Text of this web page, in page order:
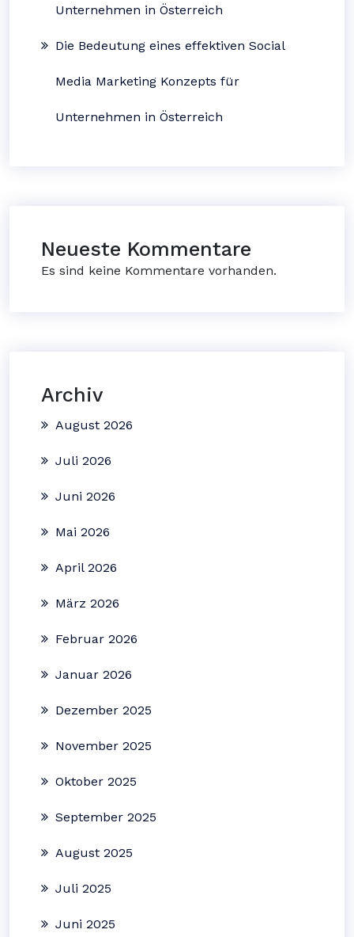
Unternehmen in Österreich
Die Bedeutung eines effektiven Social
Media Marketing Konzepts für
Unternehmen in Österreich
Neueste Kommentare
Es sind keine Kommentare vorhanden.
Archiv
August 2026
Juli 2026
Juni 2026
Mai 2026
April 2026
März 2026
Februar 2026
Januar 2026
Dezember 2025
November 2025
Oktober 2025
September 2025
August 2025
Juli 2025
Juni 2025